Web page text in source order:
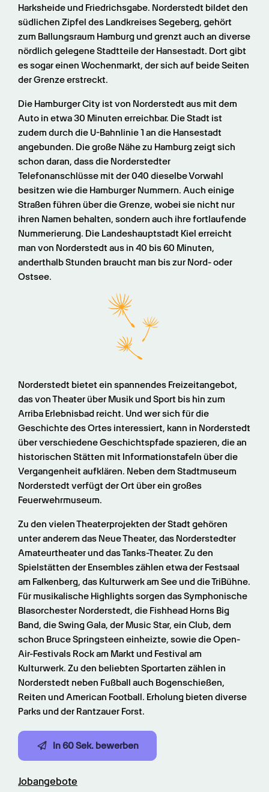
Harksheide und Friedrichsgabe. Norderstedt bildet den
südlichen Zipfel des Landkreises Segeberg, gehört
zum Ballungsraum Hamburg und grenzt auch an diverse
nördlich gelegene Stadtteile der Hansestadt. Dort gibt
es sogar einen Wochenmarkt, der sich auf beide Seiten
der Grenze erstreckt.
Die Hamburger City ist von Norderstedt aus mit dem
Auto in etwa 30 Minuten erreichbar. Die Stadt ist
zudem durch die U-Bahnlinie 1 an die Hansestadt
angebunden. Die große Nähe zu Hamburg zeigt sich
schon daran, dass die Norderstedter
Telefonanschlüsse mit der 040 dieselbe Vorwahl
besitzen wie die Hamburger Nummern. Auch einige
Straßen führen über die Grenze, wobei sie nicht nur
ihren Namen behalten, sondern auch ihre fortlaufende
Nummerierung. Die Landeshauptstadt Kiel erreicht
man von Norderstedt aus in 40 bis 60 Minuten,
anderthalb Stunden braucht man bis zur Nord- oder
Ostsee.
Norderstedt bietet ein spannendes Freizeitangebot,
das von Theater über Musik und Sport bis hin zum
Arriba Erlebnisbad reicht. Und wer sich für die
Geschichte des Ortes interessiert, kann in Norderstedt
über verschiedene Geschichtspfade spazieren, die an
historischen Stätten mit Informationstafeln über die
Vergangenheit aufklären. Neben dem Stadtmuseum
Norderstedt verfügt der Ort über ein großes
Feuerwehrmuseum.
Zu den vielen Theaterprojekten der Stadt gehören
unter anderem das Neue Theater, das Norderstedter
Amateurtheater und das Tanks-Theater. Zu den
Spielstätten der Ensembles zählen etwa der Festsaal
am Falkenberg, das Kulturwerk am See und die TriBühne.
Für musikalische Highlights sorgen das Symphonische
Blasorchester Norderstedt, die Fishhead Horns Big
Band, die Swing Gala, der Music Star, ein Club, dem
schon Bruce Springsteen einheizte, sowie die Open-
Air-Festivals Rock am Markt und Festival am
Kulturwerk. Zu den beliebten Sportarten zählen in
Norderstedt neben Fußball auch Bogenschießen,
Reiten und American Football. Erholung bieten diverse
Parks und der Rantzauer Forst.
In 60 Sek. bewerben
Jobangebote